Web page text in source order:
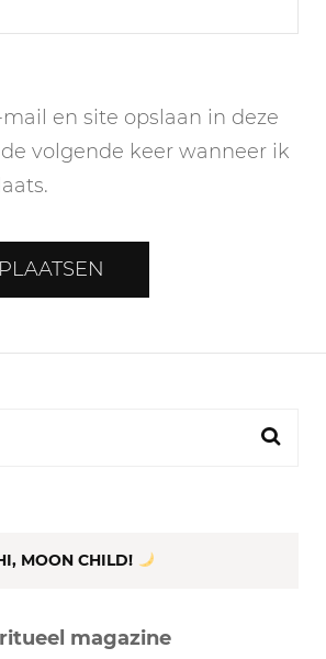
en site opslaan in deze
volgende keer wanneer ik
MOON CHILD!
magazine